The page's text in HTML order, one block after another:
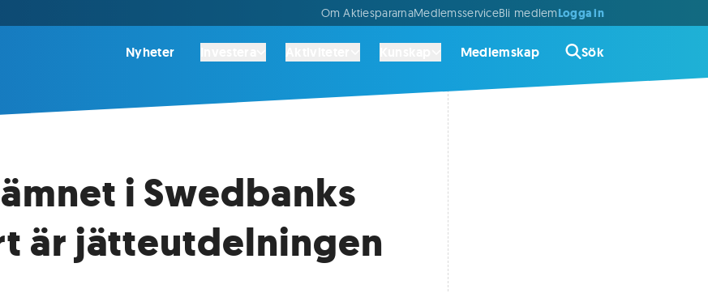
Om AktiespararnaMedlemsserviceBli medlemLogga in
Nyheter Medlemskap Sök
i Swedbanks
är jätteutdelningen